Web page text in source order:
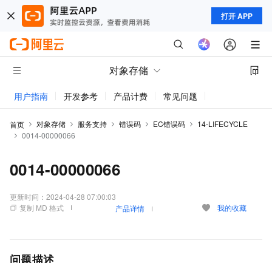
打开 APP
对象存储
用户指南 开发参考 产品计费 常见问题
首页 对象存储 服务支持 错误码 EC错误码
14-LIFECYCLE
0014-00000066
0014-00000066
更新时间： 2024-04-28 07:00:03
复制 MD 格式
产品详情 我的收藏
问题描述